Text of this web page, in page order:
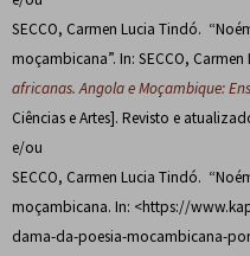
SECCO, Carmen Lucia Tindó.
moçambicana”. In: SECCO,
africanas. Angola e Moçambique:
Ciências e Artes]. Revisto e
e/ou
SECCO, Carmen Lucia Tindó.
moçambicana. In: <https://
dama-da-poesia-mocambicana-